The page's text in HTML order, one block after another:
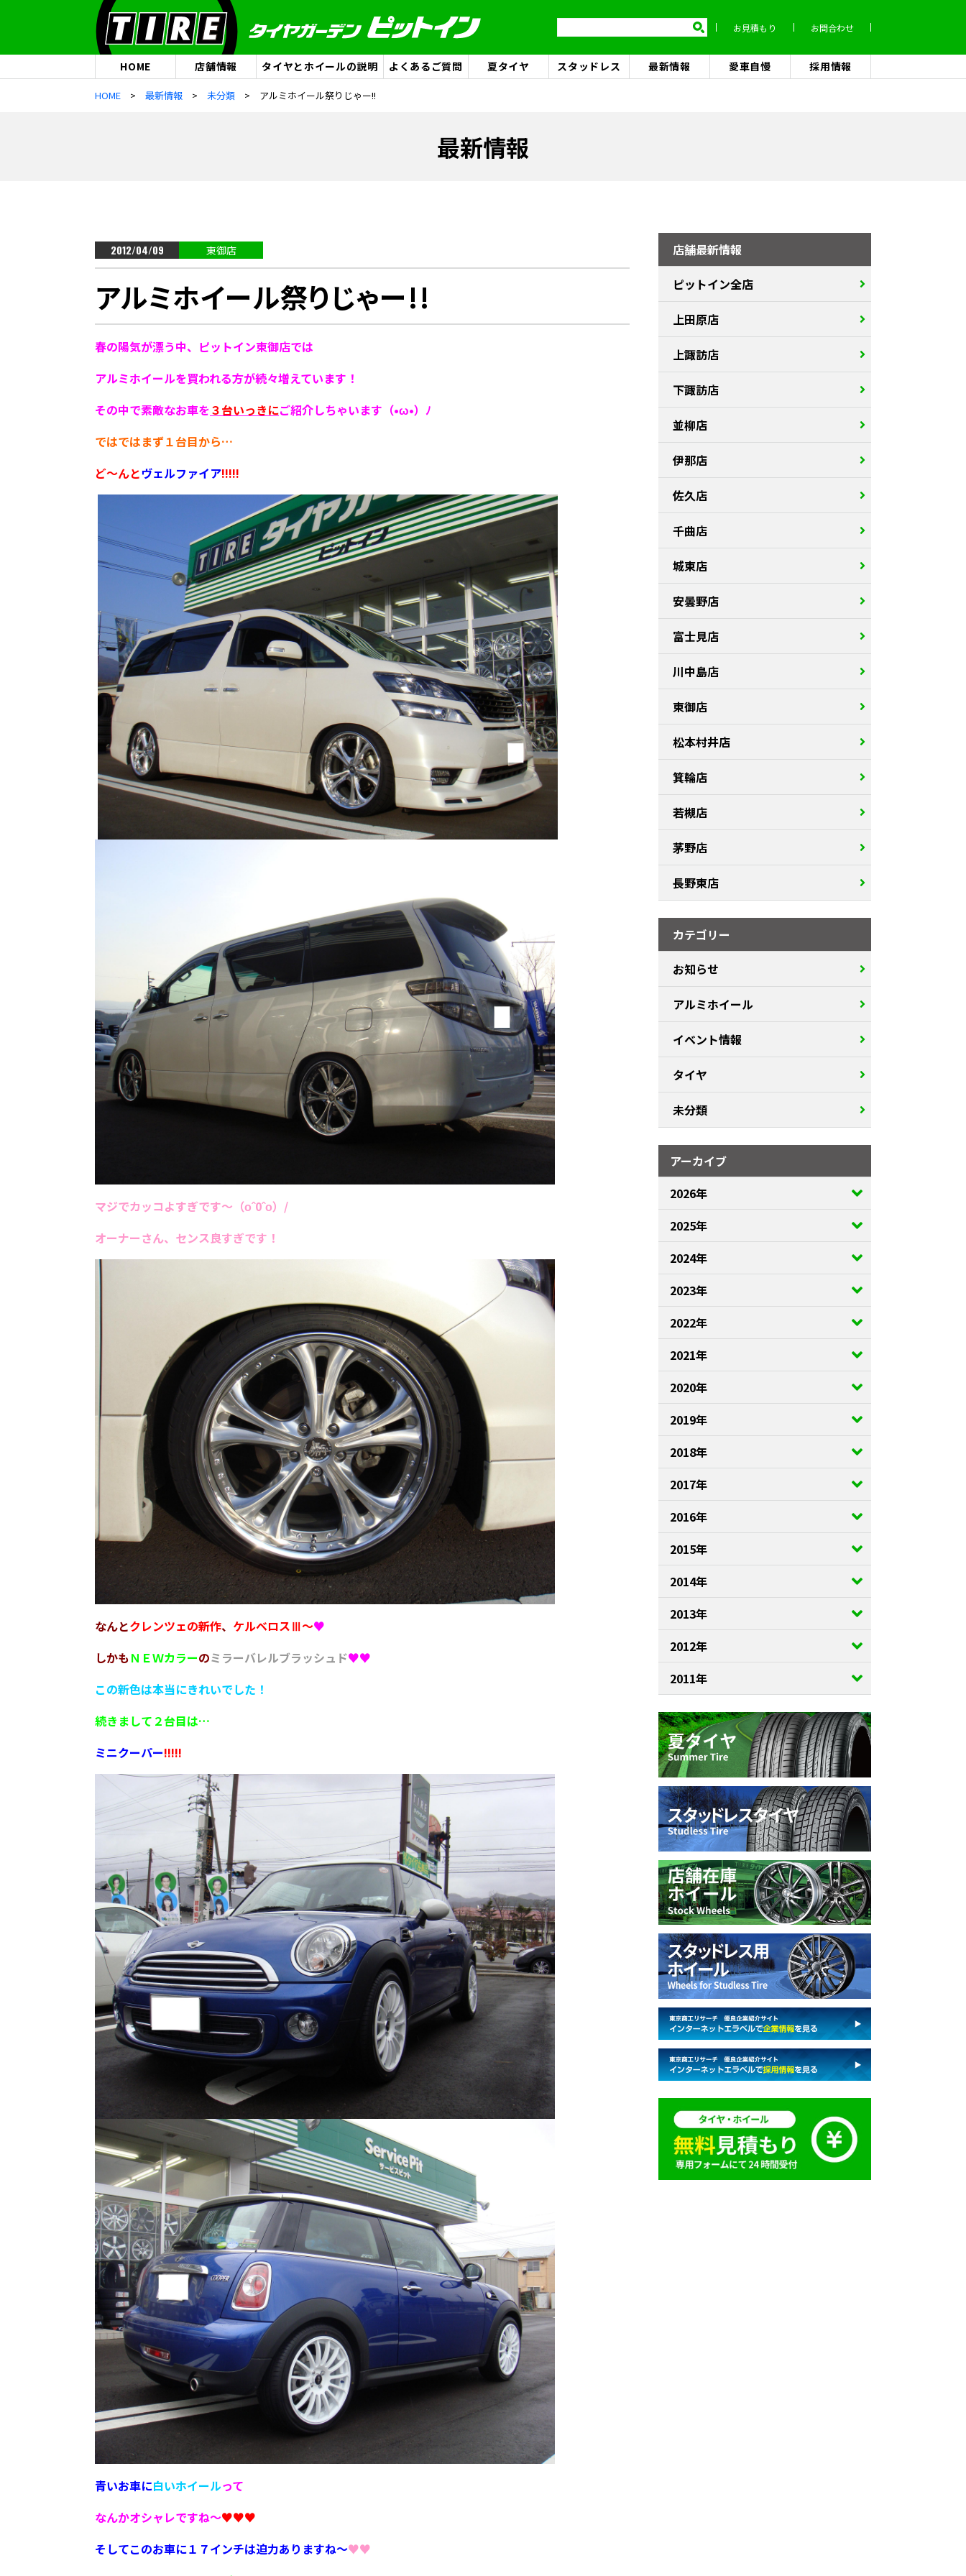
お見積もり お問合わせ
HOME 店舗情報 タイヤとホイールの説明 よくあるご質問 夏タイヤ スタッドレス 最新情報 愛車自慢 採用情報
HOME 最新情報 未分類 アルミホイール祭りじゃー!!
最新情報
2012/04/09 東御店
アルミホイール祭りじゃー!!
春の陽気が漂う中、ピットイン東御店では
アルミホイールを買われる方が続々増えています！
その中で素敵なお車を３台いっきにご紹介しちゃいます（•ω•）ﾉ
ではではまず１台目から…
ど～んとヴェルファイア!!!!!
マジでカッコよすぎです～（οˆ0ˆο）/
オーナーさん、センス良すぎです！
なんとクレンツェの新作、 ケルベロスⅢ～♥
しかもＮＥＷカラーのミラーバレルブラッシュド♥♥
この新色は本当にきれいでした！
続きまして２台目は…
ミニクーパー!!!!!
青いお車に白いホイールって
なんかオシャレですね～♥♥♥
そしてこのお車に１７インチは迫力ありますね～♥♥
店舗最新情報
ピットイン全店
上田原店
上諏訪店
下諏訪店
並柳店
伊那店
佐久店
千曲店
城東店
安曇野店
富士見店
川中島店
東御店
松本村井店
箕輪店
若槻店
茅野店
長野東店
カテゴリー
お知らせ
アルミホイール
イベント情報
タイヤ
未分類
アーカイブ
2026年
2025年
2024年
2023年
2022年
2021年
2020年
2019年
2018年
2017年
2016年
2015年
2014年
2013年
2012年
2011年